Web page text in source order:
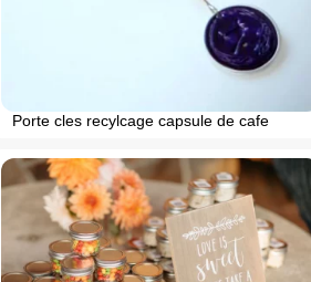
Porte cles recylcage capsule de cafe